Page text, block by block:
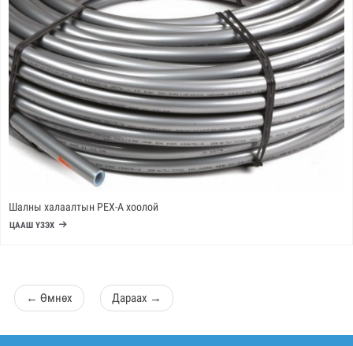
Шалны халаалтын PEX-A хоолой
ЦААШ ҮЗЭХ
← Өмнөх Дараах →